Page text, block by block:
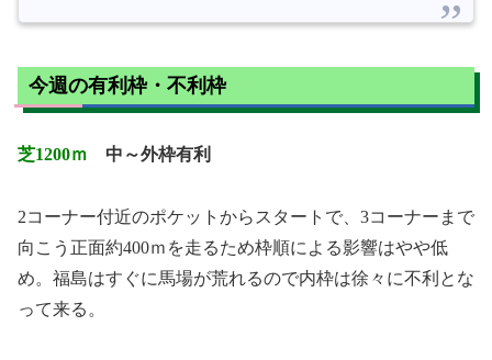
今週の有利枠・不利枠
芝1200ｍ 中～外枠有利
2コーナー付近のポケットからスタートで、3コーナーまで
向こう正面約400ｍを走るため枠順による影響はやや低
め。福島はすぐに馬場が荒れるので内枠は徐々に不利とな
って来る。